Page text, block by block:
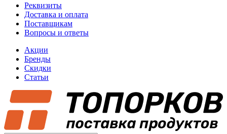
Реквизиты
Доставка и оплата
Поставщикам
Вопросы и ответы
Акции
Бренды
Скидки
Статьи